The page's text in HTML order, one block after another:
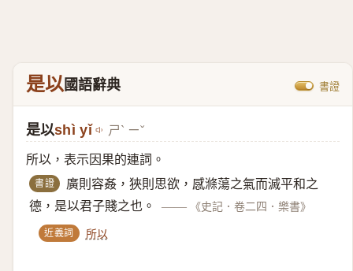
是以國語辭典 書證
是以shì yǐ ㄕˋ ㄧˇ
所以，表示因果的連詞。
書證
廣則容姦，狹則思欲，感滌蕩之氣而滅平和之
德，是以君子賤之也。
—— 《史記．卷二四．樂書》
近義詞 所以